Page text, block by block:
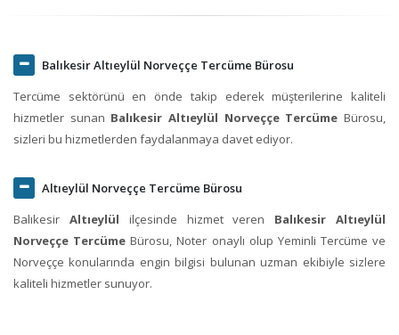
Balıkesir Altıeylül Norveççe Tercüme Bürosu
Tercüme sektörünü en önde takip ederek müşterilerine kaliteli
hizmetler sunan Balıkesir Altıeylül Norveççe Tercüme Bürosu,
sizleri bu hizmetlerden faydalanmaya davet ediyor.
Altıeylül Norveççe Tercüme Bürosu
Balıkesir Altıeylül ilçesinde hizmet veren Balıkesir Altıeylül
Norveççe Tercüme Bürosu, Noter onaylı olup Yeminli Tercüme ve
Norveççe konularında engin bilgisi bulunan uzman ekibiyle sizlere
kaliteli hizmetler sunuyor.